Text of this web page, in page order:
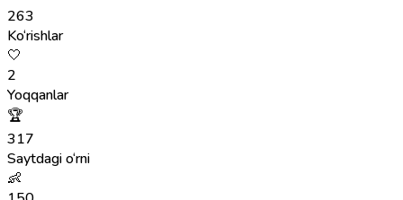
263
Ko‘rishlar
🤍
2
Yoqqanlar
🏆
317
Saytdagi o‘rni
👶